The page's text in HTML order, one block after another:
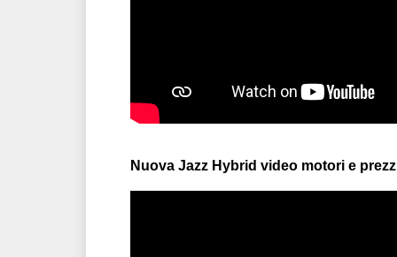
Nuova Jazz Hybrid video motori e